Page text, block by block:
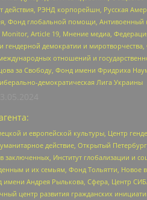
РЭНД корпорейшн, Русская
глобальной помощи, Антивоенный
Article 19, Мнение медиа,
демократии и
отношений и
за Свободу, Фонд имени Фридриха
демократическая Лига Украины
и европейской культуры, Центр
действие, Открытый
заключенных, Институт глобализации
и их семьям, Фонд Тольятти, Новое
Андрея Рылькова, Сфера, Центр
центр развития гражданских